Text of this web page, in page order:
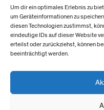
Um dir ein optimales Erlebnis zu
um Geräteinformationen zu
diesen Technologien zustimmst,
eindeutige IDs auf dieser Website
erteilst oder zurückziehst, können
beeinträchtigt werden.
März 2026
Februar 2026
Dezember 2025
September 2025